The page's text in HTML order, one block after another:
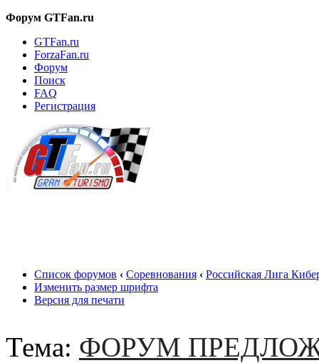
Форум GTFan.ru
GTFan.ru
ForzaFan.ru
Форум
Поиск
FAQ
Регистрация
Список форумов ‹ Соревнования ‹ Российская Лига
Изменить размер шрифта
Версия для печати
Тема: ФОРУМ